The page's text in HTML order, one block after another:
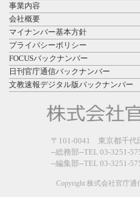
事業内容
会社概要
マイナンバー基本方針
プライバシーポリシー
FOCUSバックナンバー
日刊官庁通信バックナンバー
文教速報デジタル版バックナンバー
〒101-0041 東京都千代
--総務部--TEL 03-3251-
--編集部--TEL 03-3251-
Copyright 株式会社官庁通